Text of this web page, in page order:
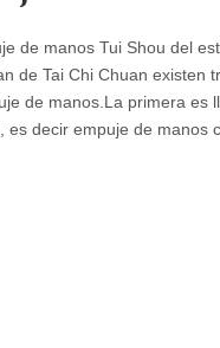
de manos Tui Shou del
de Tai Chi Chuan existen
de manos.La primera es
es decir empuje de manos